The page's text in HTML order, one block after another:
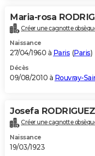
Maria-rosa
Créer une cagnotte
Naissance
27/04/1960 à Paris (Paris)
Décès
09/08/2010 à Rouvray-
Josefa
Créer une cagnotte
Naissance
19/03/1923